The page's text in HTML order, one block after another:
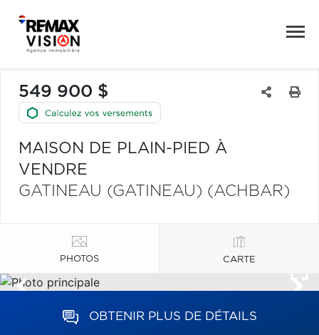
549 900 $
MAISON DE PLAIN-PIED À
VENDRE
GATINEAU (GATINEAU) (ACHBAR)
PHOTOS CARTE
OBTENIR PLUS DE DÉTAILS